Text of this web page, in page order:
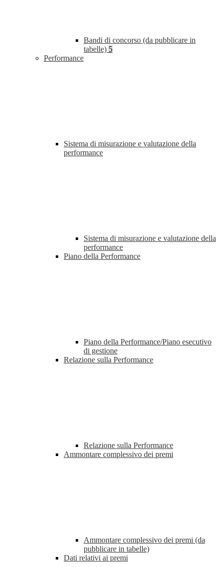
Bandi di concorso (da pubblicare in
tabelle) 5
Performance
Sistema di misurazione e valutazione della
performance
Sistema di misurazione e valutazione della
performance
Piano della Performance
Piano della Performance/Piano esecutivo
di gestione
Relazione sulla Performance
Relazione sulla Performance
Ammontare complessivo dei premi
Ammontare complessivo dei premi (da
pubblicare in tabelle)
Dati relativi ai premi